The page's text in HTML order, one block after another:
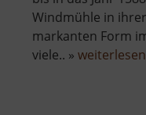
Windmühle in
markanten Form
viele.. » weiterlesen